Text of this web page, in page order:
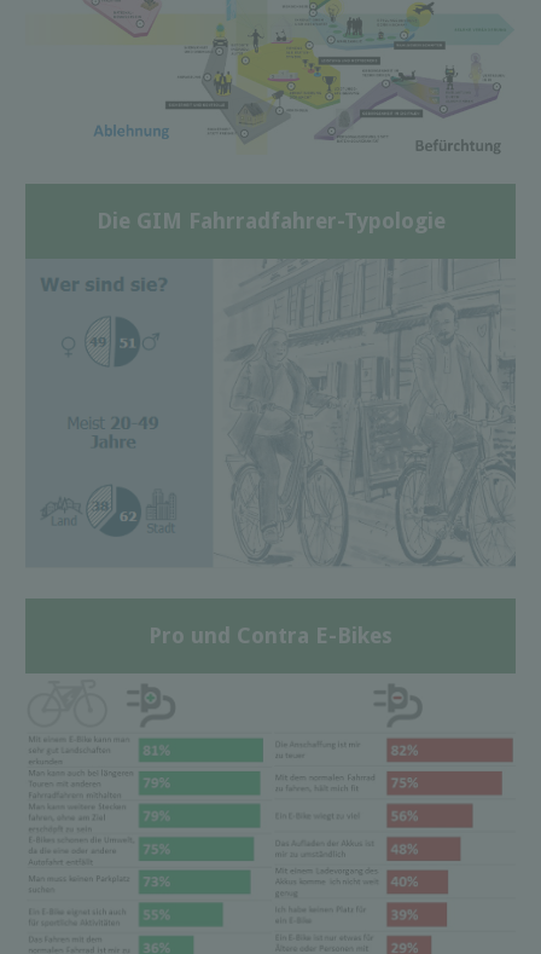
Die GIM Fahrradfahrer-Typologie
Pro und Contra E-Bikes